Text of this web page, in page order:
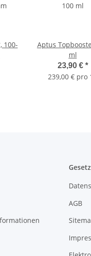
100-
Aptus
ml
23,90 € *
239,00 € pro
AGB